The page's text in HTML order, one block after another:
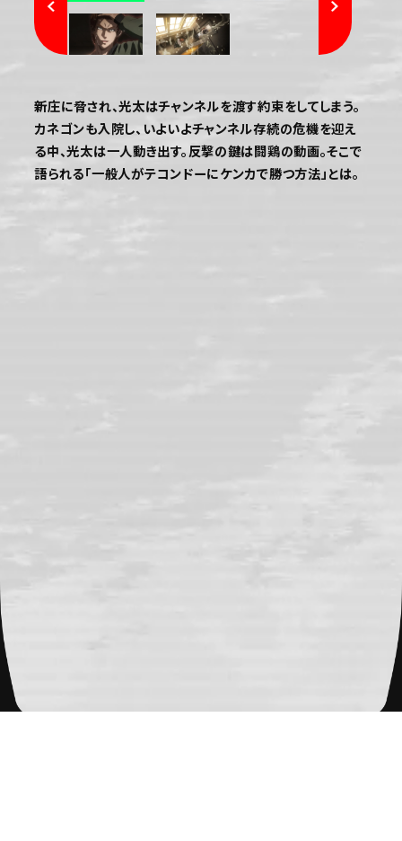
新庄に脅され、光太はチャンネルを渡す約束をしてしまう。
カネゴンも入院し、いよいよチャンネル存続の危機を迎え
る中、光太は一人動き出す。反撃の鍵は闘鶏の動画。そこで
語られる「一般人がテコンドーにケンカで勝つ方法」とは。